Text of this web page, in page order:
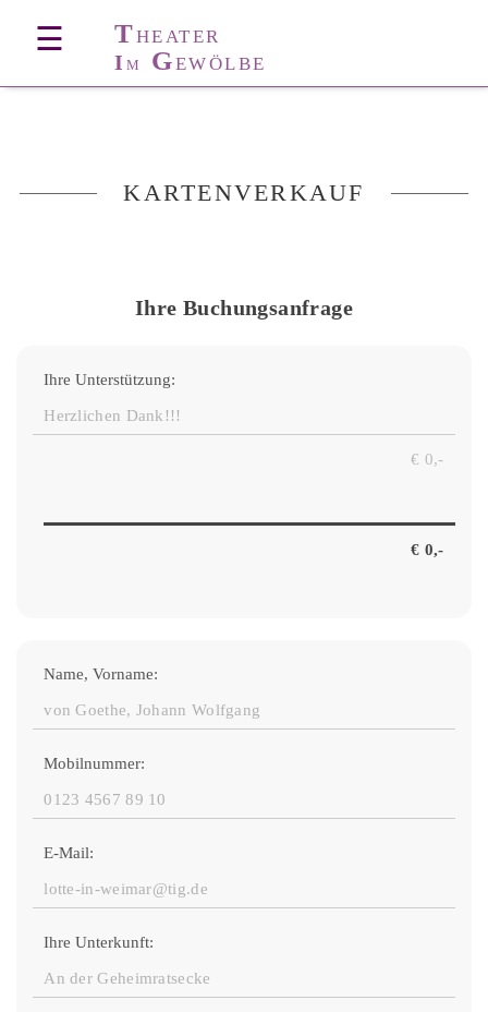
☰ THEATER
I M GEWÖLBE
KARTENVERKAUF
Ihre Buchungsanfrage
Ihre Unterstützung:
Name, Vorname:
Mobilnummer:
E-Mail:
Ihre Unterkunft: